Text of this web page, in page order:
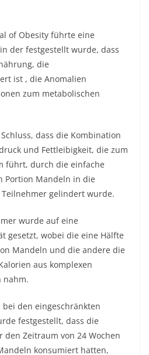
of Obesity führte eine
der festgestellt wurde, dass
die
ist , die Anomalien
zum metabolischen
dass die Kombination
und Fettleibigkeit, die zum
führt, durch die einfache
Portion Mandeln in die
gelindert wurde.
wurde auf eine
gesetzt, wobei die eine Hälfte
Mandeln und die andere die
aus komplexen
nahm.
den eingeschränkten
festgestellt, dass die
Zeitraum von 24 Wochen
konsumiert hatten,